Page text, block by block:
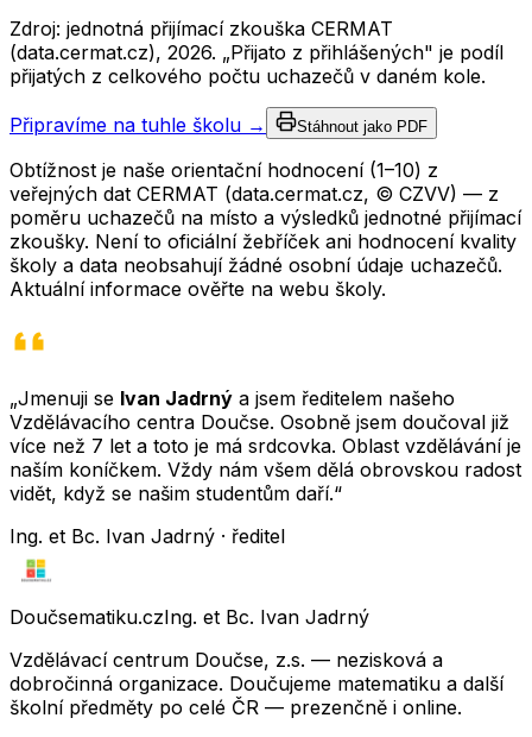
Zdroj: jednotná přijímací zkouška CERMAT
(data.cermat.cz), 2026. „Přijato z přihlášených" je podíl
přijatých z celkového počtu uchazečů v daném kole.
Připravíme na tuhle školu → Stáhnout jako PDF
Obtížnost je naše orientační hodnocení (1–10) z
veřejných dat CERMAT (data.cermat.cz, © CZVV) — z
poměru uchazečů na místo a výsledků jednotné přijímací
zkoušky. Není to oficiální žebříček ani hodnocení kvality
školy a data neobsahují žádné osobní údaje uchazečů.
Aktuální informace ověřte na webu školy.
„Jmenuji se Ivan Jadrný a jsem ředitelem našeho
Vzdělávacího centra Doučse. Osobně jsem doučoval již
více než 7 let a toto je má srdcovka. Oblast vzdělávání je
naším koníčkem. Vždy nám všem dělá obrovskou radost
vidět, když se našim studentům daří.“
Ing. et Bc. Ivan Jadrný · ředitel
Doučsematiku.czIng. et Bc. Ivan Jadrný
Vzdělávací centrum Doučse, z.s. — nezisková a
dobročinná organizace. Doučujeme matematiku a další
školní předměty po celé ČR — prezenčně i online.